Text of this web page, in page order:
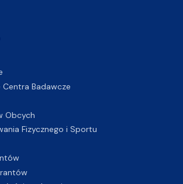
Badawcze
Obcych
Fizycznego i Sportu